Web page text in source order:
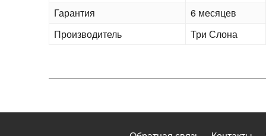
Гарантия
6 месяцев
Производитель
Три Слона